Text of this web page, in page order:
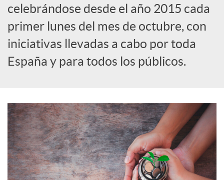
r
d
c
o
celebrándose desde el año 2015 cada
primer lunes del mes de octubre, con
iniciativas llevadas a cabo por toda
España y para todos los públicos.